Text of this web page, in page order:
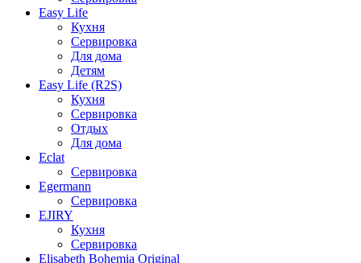
Easy Life
Кухня
Сервировка
Для дома
Детям
Easy Life (R2S)
Кухня
Сервировка
Отдых
Для дома
Eclat
Сервировка
Egermann
Сервировка
EJIRY
Кухня
Сервировка
Elisabeth Bohemia Original